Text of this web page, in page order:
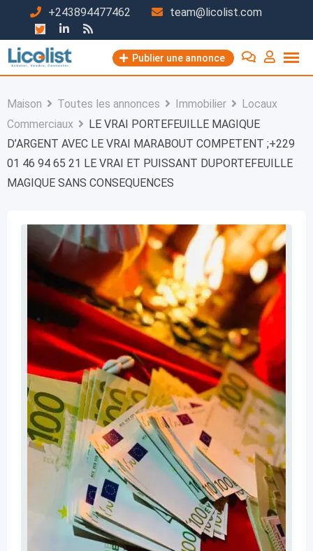
contenu
+243894477462 team@licolist.com
Publier une annonce
Maison Toutes les annonces Immobilier
Locaux
Commerciaux
LE VRAI PORTEFEUILLE MAGIQUE
D’ARGENT AVEC LE VRAI MARABOUT COMPETENT ;+229
01 46 94 65 21 LE VRAI ET PUISSANT DUPORTEFEUILLE
MAGIQUE SANS CONSEQUENCES